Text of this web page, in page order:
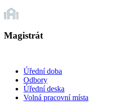
Magistrát
Úřední doba
Odbory
Úřední deska
Volná pracovní místa